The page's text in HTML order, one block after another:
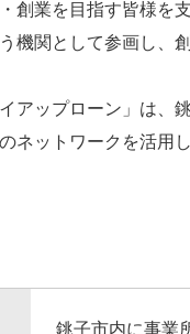
創業を目指す皆様を
機関として参画し、
アップローン」は
ネットワークを活用
銚子市内に事業